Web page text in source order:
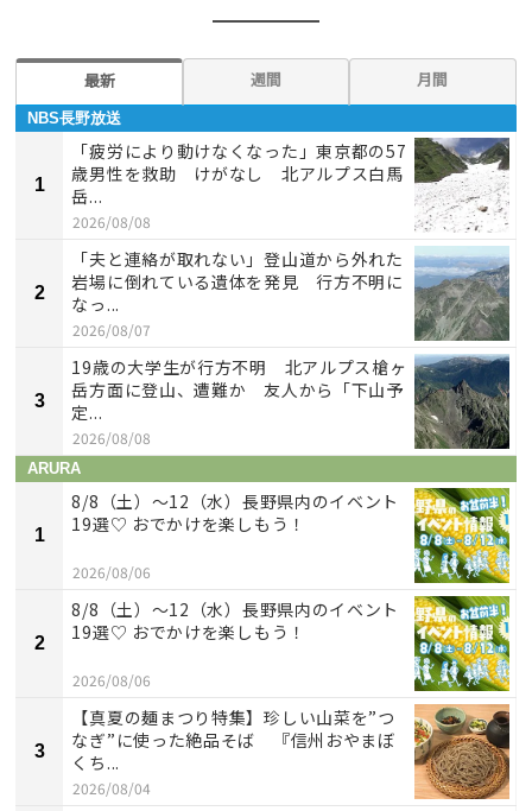
最新 週間 月間
NBS長野放送
1
「疲労により動けなくなった」東京都の57
歳男性を救助 けがなし 北アルプス白馬
岳...
2026/08/08
2
「夫と連絡が取れない」登山道から外れた
岩場に倒れている遺体を発見 行方不明に
なっ...
2026/08/07
3
19歳の大学生が行方不明 北アルプス槍ヶ
岳方面に登山、遭難か 友人から「下山予
定...
2026/08/08
ARURA
1
8/8（土）〜12（水）長野県内のイベント
19選♡ おでかけを楽しもう！
2026/08/06
2
8/8（土）〜12（水）長野県内のイベント
19選♡ おでかけを楽しもう！
2026/08/06
3
【真夏の麺まつり特集】珍しい山菜を”つ
なぎ”に使った絶品そば 『信州おやまぼ
くち...
2026/08/04